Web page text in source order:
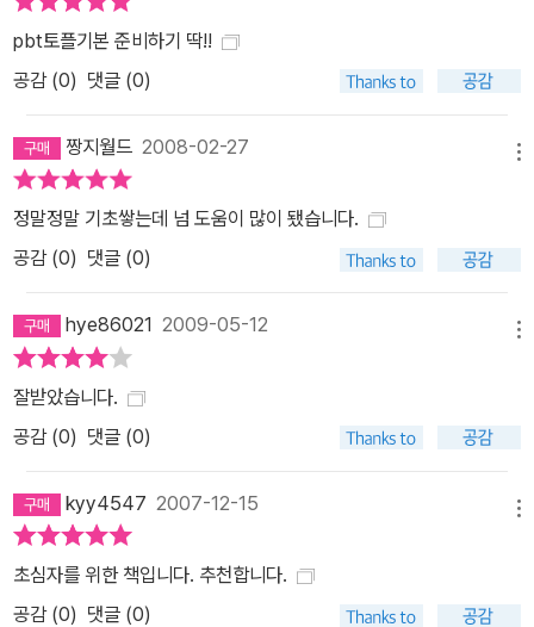
pbt토플기본 준비하기 딱!!
공감 (0) 댓글 (0)
짱지월드 2008-02-27
정말정말 기초쌓는데 넘 도움이 많이 됐습니다.
공감 (0) 댓글 (0)
hye86021 2009-05-12
잘받았습니다.
공감 (0) 댓글 (0)
kyy4547 2007-12-15
초심자를 위한 책입니다. 추천합니다.
공감 (0) 댓글 (0)